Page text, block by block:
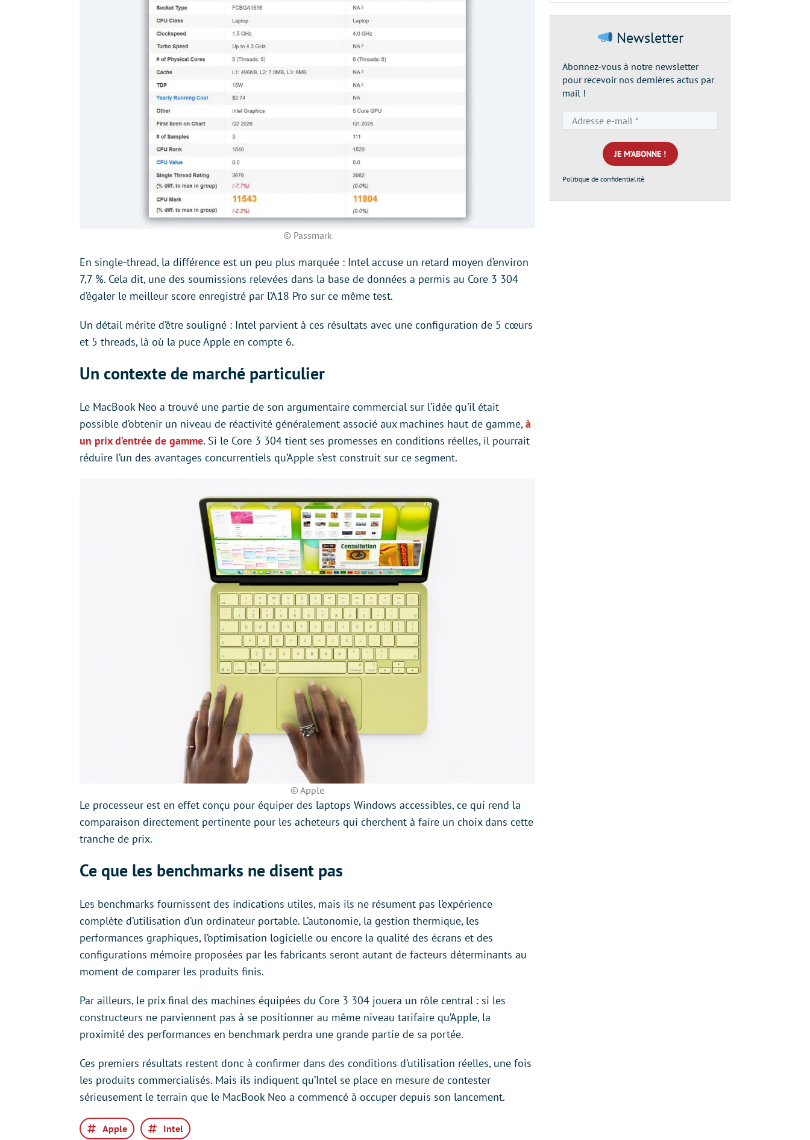
© Passmark
En single-thread, la différence est un peu plus marquée : Intel accuse un retard moyen d’environ
7,7 %. Cela dit, une des soumissions relevées dans la base de données a permis au Core 3 304
d’égaler le meilleur score enregistré par l’A18 Pro sur ce même test.
Un détail mérite d’être souligné : Intel parvient à ces résultats avec une configuration de 5 cœurs
et 5 threads, là où la puce Apple en compte 6.
Un contexte de marché particulier
Le MacBook Neo a trouvé une partie de son argumentaire commercial sur l’idée qu’il était
possible d’obtenir un niveau de réactivité généralement associé aux machines haut de gamme, à
un prix d’entrée de gamme. Si le Core 3 304 tient ses promesses en conditions réelles, il pourrait
réduire l’un des avantages concurrentiels qu’Apple s’est construit sur ce segment.
© Apple
Le processeur est en effet conçu pour équiper des laptops Windows accessibles, ce qui rend la
comparaison directement pertinente pour les acheteurs qui cherchent à faire un choix dans cette
tranche de prix.
Ce que les benchmarks ne disent pas
Les benchmarks fournissent des indications utiles, mais ils ne résument pas l’expérience
complète d’utilisation d’un ordinateur portable. L’autonomie, la gestion thermique, les
performances graphiques, l’optimisation logicielle ou encore la qualité des écrans et des
configurations mémoire proposées par les fabricants seront autant de facteurs déterminants au
moment de comparer les produits finis.
Par ailleurs, le prix final des machines équipées du Core 3 304 jouera un rôle central : si les
constructeurs ne parviennent pas à se positionner au même niveau tarifaire qu’Apple, la
proximité des performances en benchmark perdra une grande partie de sa portée.
Ces premiers résultats restent donc à confirmer dans des conditions d’utilisation réelles, une fois
les produits commercialisés. Mais ils indiquent qu’Intel se place en mesure de contester
sérieusement le terrain que le MacBook Neo a commencé à occuper depuis son lancement.
Apple Intel
Newsletter
Abonnez-vous à notre newsletter
pour recevoir nos dernières actus par
mail !
e-
mail
*
Politique de confidentialité